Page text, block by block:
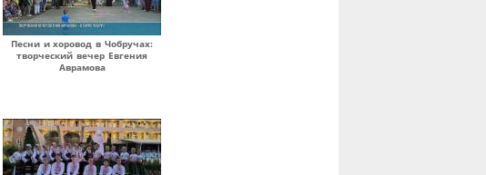
Песни и хоровод в Чобручах:
творческий вечер Евгения
Аврамова